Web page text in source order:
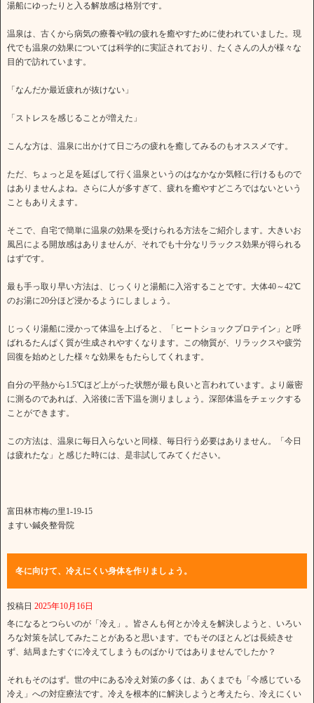
湯船にゆったりと入る解放感は格別です。
温泉は、古くから病気の療養や戦の疲れを癒やすために使われていました。現
代でも温泉の効果については科学的に実証されており、たくさんの人が様々な
目的で訪れています。
「なんだか最近疲れが抜けない」
「ストレスを感じることが増えた」
こんな方は、温泉に出かけて日ごろの疲れを癒してみるのもオススメです。
ただ、ちょっと足を延ばして行く温泉というのはなかなか気軽に行けるもので
はありませんよね。さらに人が多すぎて、疲れを癒やすどころではないという
こともありえます。
そこで、自宅で簡単に温泉の効果を受けられる方法をご紹介します。大きいお
風呂による開放感はありませんが、それでも十分なリラックス効果が得られる
はずです。
最も手っ取り早い方法は、じっくりと湯船に入浴することです。大体40～42℃
のお湯に20分ほど浸かるようにしましょう。
じっくり湯船に浸かって体温を上げると、「ヒートショックプロテイン」と呼
ばれるたんぱく質が生成されやすくなります。この物質が、リラックスや疲労
回復を始めとした様々な効果をもたらしてくれます。
自分の平熱から1.5℃ほど上がった状態が最も良いと言われています。より厳密
に測るのであれば、入浴後に舌下温を測りましょう。深部体温をチェックする
ことができます。
この方法は、温泉に毎日入らないと同様、毎日行う必要はありません。「今日
は疲れたな」と感じた時には、是非試してみてください。
富田林市梅の里1-19-15
ますい鍼灸整骨院
冬に向けて、冷えにくい身体を作りましょう。
投稿日 2025年10月16日
冬になるとつらいのが「冷え」。皆さんも何とか冷えを解決しようと、いろい
ろな対策を試してみたことがあると思います。でもそのほとんどは長続きせ
ず、結局またすぐに冷えてしまうものばかりではありませんでしたか？
それもそのはず。世の中にある冷え対策の多くは、あくまでも「今感じている
冷え」への対症療法です。冷えを根本的に解決しようと考えたら、冷えにくい